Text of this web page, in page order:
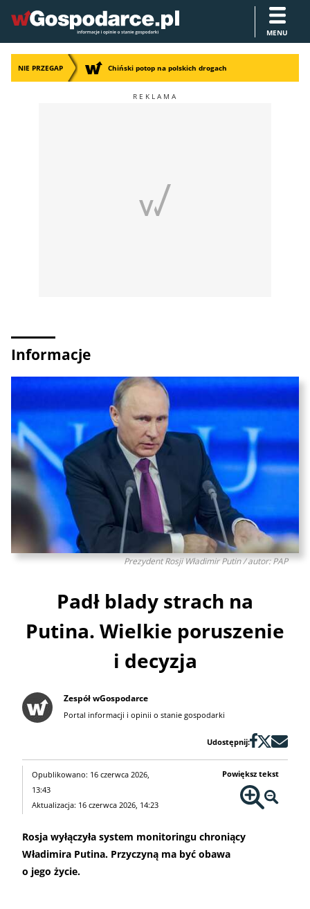
MENU
NIE PRZEGAP Chiński potop na polskich drogach
Informacje
Prezydent Rosji Władimir Putin / autor: PAP
Padł blady strach na
Putina. Wielkie poruszenie
i decyzja
Zespół wGospodarce
Portal informacji i opinii o stanie gospodarki
Udostępnij:
Opublikowano: 16 czerwca 2026,
13:43
Aktualizacja: 16 czerwca 2026, 14:23
Powiększ tekst
Rosja wyłączyła system monitoringu chroniący
Władimira Putina. Przyczyną ma być obawa
o jego życie.